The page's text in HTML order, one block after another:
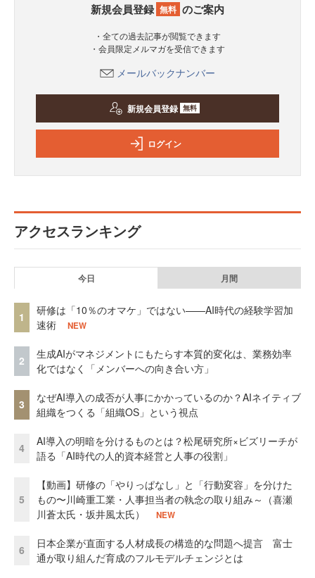
新規会員登録 無料 のご案内
・全ての過去記事が閲覧できます
・会員限定メルマガを受信できます
メールバックナンバー
新規会員登録 無料
ログイン
アクセスランキング
今日 月間
1
研修は「10％のオマケ」ではない——AI時代の経験学習加
速術
NEW
2
生成AIがマネジメントにもたらす本質的変化は、業務効率
化ではなく「メンバーへの向き合い方」
3
なぜAI導入の成否が人事にかかっているのか？AIネイティブ
組織をつくる「組織OS」という視点
4
AI導入の明暗を分けるものとは？松尾研究所×ビズリーチが
語る「AI時代の人的資本経営と人事の役割」
5
【動画】研修の「やりっぱなし」と「行動変容」を分けた
もの〜川崎重工業・人事担当者の執念の取り組み～（喜瀬
川蒼太氏・坂井風太氏）
NEW
6
日本企業が直面する人材成長の構造的な問題へ提言 富士
通が取り組んだ育成のフルモデルチェンジとは